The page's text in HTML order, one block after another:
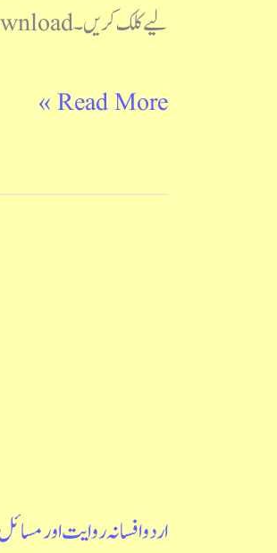
لیے کلک کریں۔ Download چھٹی اکائی ناول ناول کا فن : ای ایم فارسٹر ناول کیا ہے: محمد احسن فاروقی و نورالحسن ہاشمی اردو
Read More »
اردو افسانہ روایت اور
اردو